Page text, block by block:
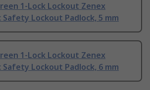
1-Lock Lockout Zenex
Lockout Padlock, 5 mm
1-Lock Lockout Zenex
Lockout Padlock, 6 mm